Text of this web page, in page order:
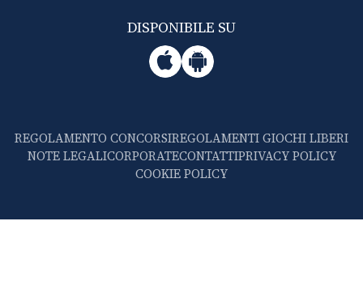
DISPONIBILE SU
REGOLAMENTO CONCORSIREGOLAMENTI GIOCHI LIBERI
NOTE LEGALICORPORATECONTATTIPRIVACY POLICY
COOKIE POLICY